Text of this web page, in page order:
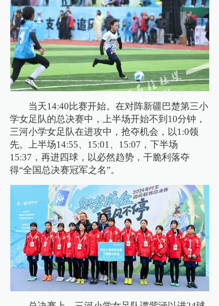
当天14:40比赛开始。在对阵新疆巴楚第三小
学女足队的总决赛中，上半场开始不到10分钟，
三河小学女足队在进攻中，抢夺机会，以1:0领
先。上半场14:55、15:01、15:07，下半场
15:37，再进四球，以必然趋势，干脆利落夺
得“全国总决赛冠军之名”。